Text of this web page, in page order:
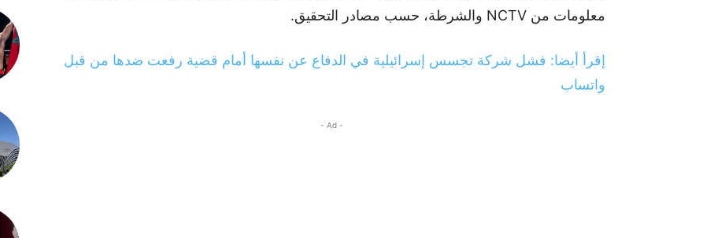
معلومات من NCTV والشرطة، حسب مصادر التحقيق.
إقرأ أيضا: فشل شركة تجسس إسرائيلية في الدفاع عن نفسها أمام قضية رفعت ضدها من قبل
واتساب
- Ad -